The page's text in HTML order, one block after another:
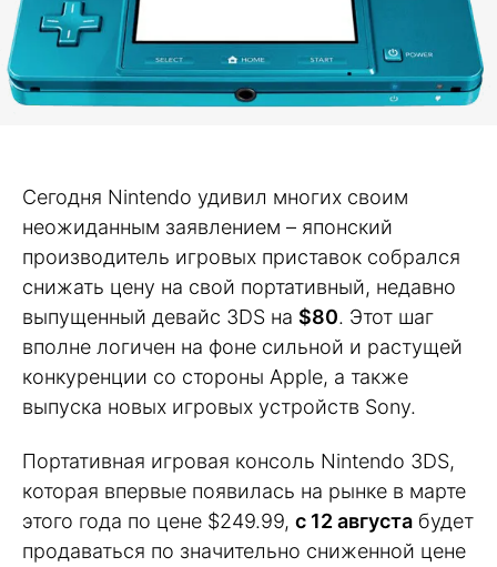
Сегодня Nintendo удивил многих своим
неожиданным заявлением – японский
производитель игровых приставок собрался
снижать цену на свой портативный, недавно
выпущенный девайс 3DS на $80. Этот шаг
вполне логичен на фоне сильной и растущей
конкуренции со стороны Apple, а также
выпуска новых игровых устройств Sony.
Портативная игровая консоль Nintendo 3DS,
которая впервые появилась на рынке в марте
этого года по цене $249.99, с 12 августа будет
продаваться по значительно сниженной цене